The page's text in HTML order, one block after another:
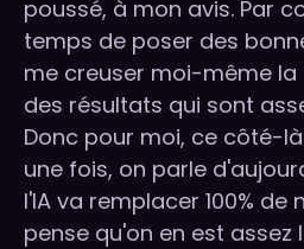
poussé, à mon avis. Par
temps de poser des
me creuser moi-même la
des résultats qui sont
Donc pour moi, ce côté-
une fois, on parle
l'IA va remplacer 100% de
pense qu'on en est assez